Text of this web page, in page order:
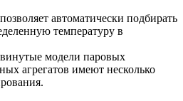
автоматически подбирать
температуру в
модели паровых
агрегатов имеют несколько